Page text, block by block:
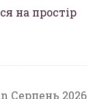
на простір
Серпень 2026